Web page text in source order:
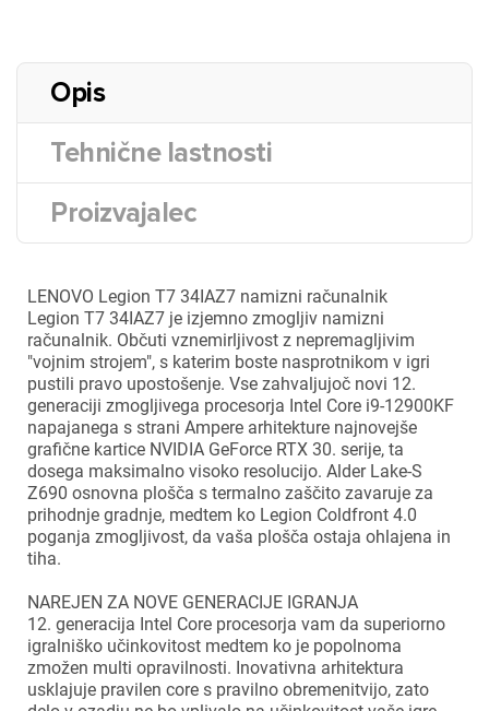
Opis
Tehnične lastnosti
Proizvajalec
LENOVO Legion T7 34IAZ7 namizni računalnik
Legion T7 34IAZ7 je izjemno zmogljiv namizni
računalnik. Občuti vznemirljivost z nepremagljivim
"vojnim strojem", s katerim boste nasprotnikom v igri
pustili pravo upostošenje. Vse zahvaljujoč novi 12.
generaciji zmogljivega procesorja Intel Core i9-12900KF
napajanega s strani Ampere arhitekture najnovejše
grafične kartice NVIDIA GeForce RTX 30. serije, ta
dosega maksimalno visoko resolucijo. Alder Lake-S
Z690 osnovna plošča s termalno zaščito zavaruje za
prihodnje gradnje, medtem ko Legion Coldfront 4.0
poganja zmogljivost, da vaša plošča ostaja ohlajena in
tiha.
NAREJEN ZA NOVE GENERACIJE IGRANJA
12. generacija Intel Core procesorja vam da superiorno
igralniško učinkovitost medtem ko je popolnoma
zmožen multi opravilnosti. Inovativna arhitektura
usklajuje pravilen core s pravilno obremenitvijo, zato